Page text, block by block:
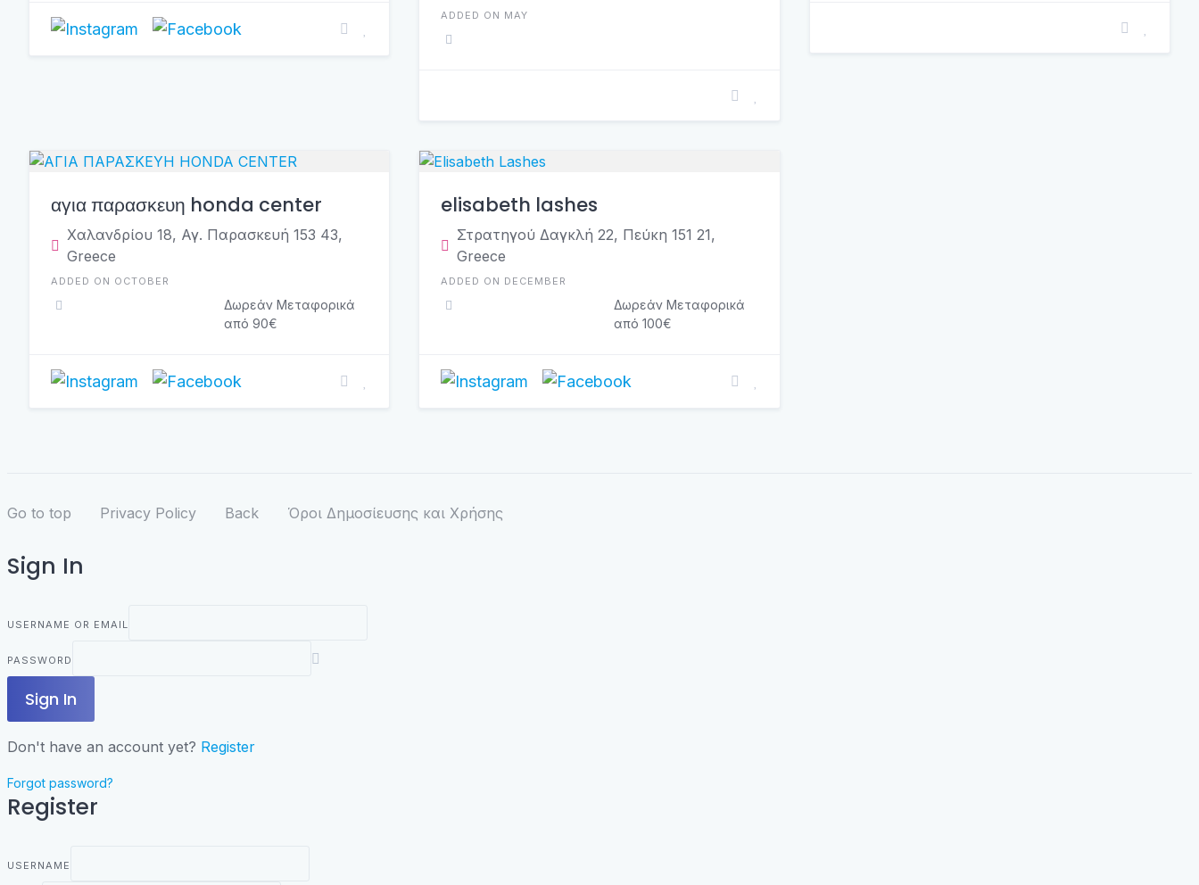
ADDED ON MAY
αγια παρασκευη honda center
Χαλανδρίου 18, Αγ. Παρασκευή 153 43,
Greece
ADDED ON OCTOBER
Δωρεάν Μεταφορικά
από 90€
elisabeth lashes
Στρατηγού Δαγκλή 22, Πεύκη 151 21,
Greece
ADDED ON DECEMBER
Δωρεάν Μεταφορικά
από 100€
Go to top Privacy Policy Back Όροι Δημοσίευσης και Χρήσης
Sign In
USERNAME OR EMAIL
PASSWORD
Sign In
Don't have an account yet? Register
Forgot password?
Register
USERNAME